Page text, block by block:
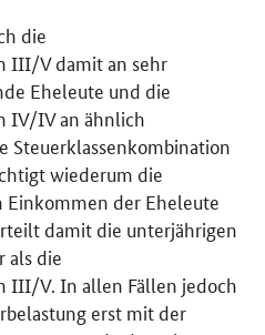
die
III/V damit an sehr
Eheleute und die
IV/IV an ähnlich
Steuerklassenkombination
wiederum die
der Eheleute
damit die unterjährigen
als die
III/V. In allen Fällen jedoch
erst mit der